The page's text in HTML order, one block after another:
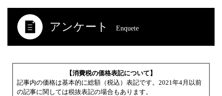
アンケート Enquete
【消費税の価格表記について】
記事内の価格は基本的に総額（税込）表記です。2021年4月以前
の記事に関しては税抜表記の場合もあります。